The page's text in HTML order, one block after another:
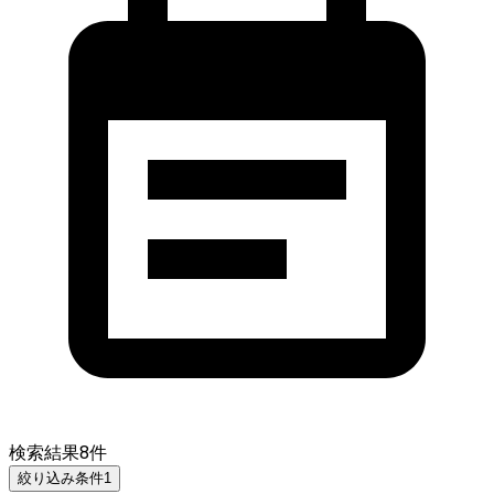
検索結果8件
絞り込み条件1